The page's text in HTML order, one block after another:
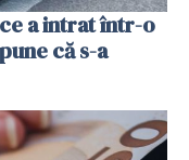
a intrat într-o
că s-a